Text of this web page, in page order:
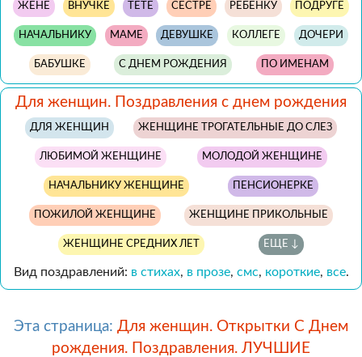
ЖЕНЕ ВНУЧКЕ ТЕТЕ СЕСТРЕ РЕБЕНКУ ПОДРУГЕ
НАЧАЛЬНИКУ МАМЕ ДЕВУШКЕ КОЛЛЕГЕ ДОЧЕРИ
БАБУШКЕ С ДНЕМ РОЖДЕНИЯ ПО ИМЕНАМ
Для женщин. Поздравления с днем рождения
ДЛЯ ЖЕНЩИН ЖЕНЩИНЕ ТРОГАТЕЛЬНЫЕ ДО СЛЕЗ
ЛЮБИМОЙ ЖЕНЩИНЕ МОЛОДОЙ ЖЕНЩИНЕ
НАЧАЛЬНИКУ ЖЕНЩИНЕ ПЕНСИОНЕРКЕ
ПОЖИЛОЙ ЖЕНЩИНЕ ЖЕНЩИНЕ ПРИКОЛЬНЫЕ
ЖЕНЩИНЕ СРЕДНИХ ЛЕТ ЕЩЕ ↓
Вид поздравлений: в стихах, в прозе, смс, короткие, все.
Эта страница: Для женщин. Открытки С Днем
рождения. Поздравления. ЛУЧШИЕ